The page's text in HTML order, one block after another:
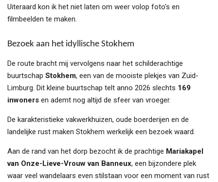
Uiteraard kon ik het niet laten om weer volop foto's en
filmbeelden te maken.
Bezoek aan het idyllische Stokhem
De route bracht mij vervolgens naar het schilderachtige
buurtschap Stokhem, een van de mooiste plekjes van Zuid-
Limburg. Dit kleine buurtschap telt anno 2026 slechts 169
inwoners en ademt nog altijd de sfeer van vroeger.
De karakteristieke vakwerkhuizen, oude boerderijen en de
landelijke rust maken Stokhem werkelijk een bezoek waard.
Aan de rand van het dorp bezocht ik de prachtige Mariakapel
van Onze-Lieve-Vrouw van Banneux, een bijzondere plek
waar veel wandelaars even stilstaan voor een moment van rust